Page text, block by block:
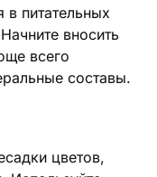
питательных
вносить
всего
составы.
цветов,